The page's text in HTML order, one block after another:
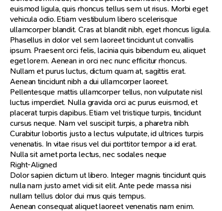
euismod ligula, quis rhoncus tellus sem ut risus. Morbi eget
vehicula odio. Etiam vestibulum libero scelerisque
ullamcorper blandit. Cras at blandit nibh, eget rhoncus ligula.
Phasellus in dolor vel sem laoreet tincidunt ut convallis
ipsum. Praesent orci felis, lacinia quis bibendum eu, aliquet
eget lorem. Aenean in orci nec nunc efficitur rhoncus.
Nullam et purus luctus, dictum quam at, sagittis erat.
Aenean tincidunt nibh a dui ullamcorper laoreet.
Pellentesque mattis ullamcorper tellus, non vulputate nisl
luctus imperdiet. Nulla gravida orci ac purus euismod, et
placerat turpis dapibus. Etiam vel tristique turpis, tincidunt
cursus neque. Nam vel suscipit turpis, a pharetra nibh.
Curabitur lobortis justo a lectus vulputate, id ultrices turpis
venenatis. In vitae risus vel dui porttitor tempor a id erat.
Nulla sit amet porta lectus, nec sodales neque
Right-Aligned
Dolor sapien dictum ut libero. Integer magnis tincidunt quis
nulla nam justo amet vidi sit elit. Ante pede massa nisi
nullam tellus dolor dui mus quis tempus.
Aenean consequat aliquet laoreet venenatis nam enim.